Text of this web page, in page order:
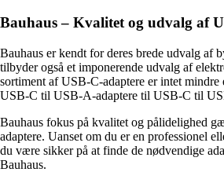
Bauhaus – Kvalitet og udvalg af
Bauhaus er kendt for deres brede udvalg af
tilbyder også et imponerende udvalg af
sortiment af USB-C-adaptere er intet mindre
USB-C til USB-A-adaptere til USB-C til
Bauhaus fokus på kvalitet og pålidelighed
adaptere. Uanset om du er en professionel
du være sikker på at finde de nødvendige
Bauhaus.